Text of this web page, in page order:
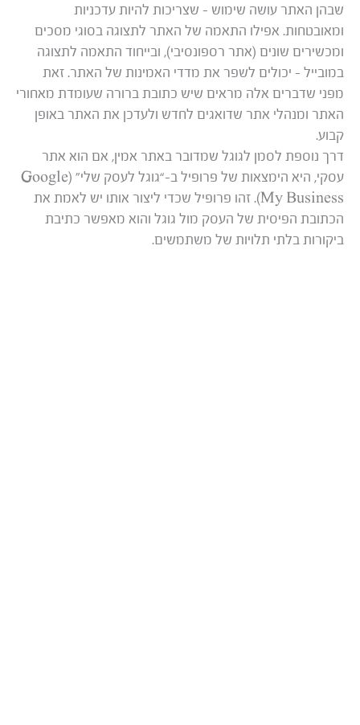
שבהן האתר עושה שימוש – שצריכות להיות עדכניות
ומאובטחות. אפילו התאמה של האתר לתצוגה בסוגי מסכים
ומכשירים שונים (אתר רספונסיבי), ובייחוד התאמה לתצוגה
במובייל – יכולים לשפר את מדדי האמינות של האתר. זאת
מפני שדברים אלה מראים שיש כתובת ברורה שעומדת מאחורי
האתר ומנהלי אתר שדואגים לחדש ולעדכן את האתר באופן
קבוע.
דרך נוספת לסמן לגוגל שמדובר באתר אמין, אם הוא אתר
עסקי, היא הימצאות של פרופיל ב-“גוגל לעסק שלי” (Google
My Business). זהו פרופיל שכדי ליצור אותו יש לאמת את
הכתובת הפיסית של העסק מול גוגל והוא מאפשר כתיבת
ביקורות בלתי תלויות של משתמשים.